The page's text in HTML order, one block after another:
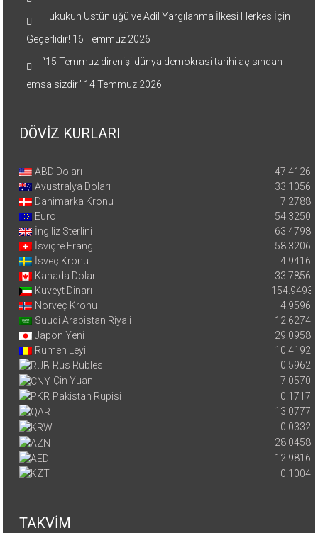
Hukukun Üstünlüğü ve Adil Yargılanma İlkesi Herkes İçin
Geçerlidir! 16 Temmuz 2026
“15 Temmuz direnişi dünya demokrasi tarihi açısından
emsalsizdir” 14 Temmuz 2026
DÖVİZ KURLARI
ABD Doları
47.4126
Avustralya Doları
33.1056
Danimarka Kronu
7.2788
Euro
54.3250
İngiliz Sterlini
63.4798
İsviçre Frangı
58.3206
İsveç Kronu
4.9416
Kanada Doları
33.7856
Kuveyt Dinarı
154.9493
Norveç Kronu
4.9596
Suudi Arabistan Riyali
12.6274
Japon Yeni
29.0958
Rumen Leyi
10.4192
Rus Rublesi
0.5962
Çin Yuanı
7.0570
Pakistan Rupisi
0.1717
13.0777
0.0332
28.0458
12.9816
0.1004
TAKVİM